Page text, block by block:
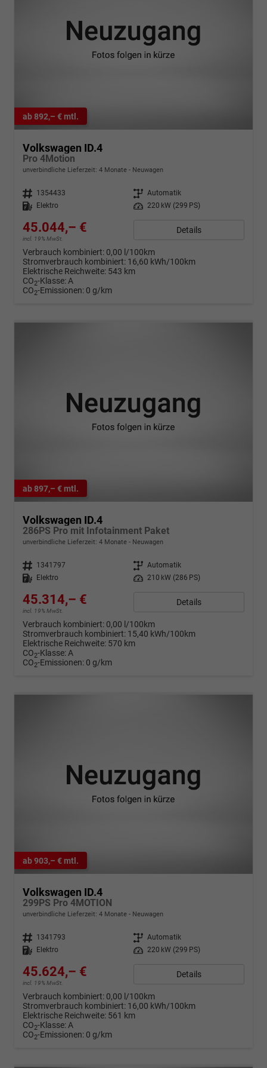
ab 892,– € mtl.
Volkswagen ID.4
Pro 4Motion
unverbindliche Lieferzeit: 4 Monate Neuwagen
Fahrzeugnr. 1354433 Getriebe Automatik
Kraftstoff
Elektro Leistung 220 kW (299 PS)
45.044,– €
incl. 19% MwSt.
Details
Verbrauch kombiniert: 0,00 l/100km
Stromverbrauch kombiniert: 16,60 kWh/100km
Elektrische Reichweite: 543 km
CO2-Klasse:A
CO2-Emissionen: 0 g/km
ab 897,– € mtl.
Volkswagen ID.4
286PS Pro mit Infotainment Paket
unverbindliche Lieferzeit: 4 Monate Neuwagen
Fahrzeugnr. 1341797 Getriebe Automatik
Kraftstoff
Elektro Leistung 210 kW (286 PS)
45.314,– €
incl. 19% MwSt.
Details
Verbrauch kombiniert: 0,00 l/100km
Stromverbrauch kombiniert: 15,40 kWh/100km
Elektrische Reichweite: 570 km
CO2-Klasse:A
CO2-Emissionen: 0 g/km
ab 903,– € mtl.
Volkswagen ID.4
299PS Pro 4MOTION
unverbindliche Lieferzeit: 4 Monate Neuwagen
Fahrzeugnr. 1341793 Getriebe Automatik
Kraftstoff
Elektro Leistung 220 kW (299 PS)
45.624,– €
incl. 19% MwSt.
Details
Verbrauch kombiniert: 0,00 l/100km
Stromverbrauch kombiniert: 16,00 kWh/100km
Elektrische Reichweite: 561 km
CO2-Klasse:A
CO2-Emissionen: 0 g/km